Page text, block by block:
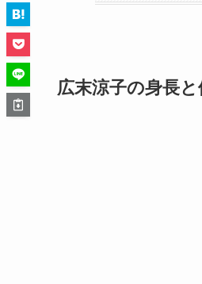
広末涼子の身長